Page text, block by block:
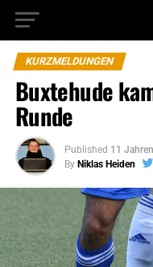
KURZMELDUNGEN
Buxtehude
Runde
Published 11
By Niklas Heiden